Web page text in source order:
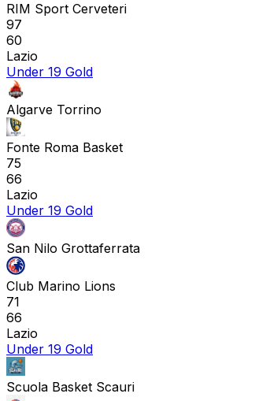
RIM Sport Cerveteri
97
60
Lazio
Under 19 Gold
Algarve Torrino
Fonte Roma Basket
75
66
Lazio
Under 19 Gold
San Nilo Grottaferrata
Club Marino Lions
71
66
Lazio
Under 19 Gold
Scuola Basket Scauri